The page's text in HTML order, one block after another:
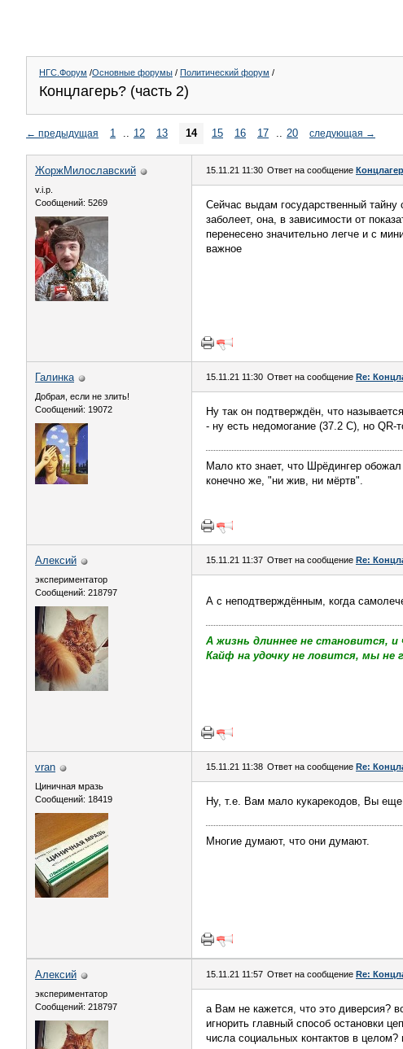
НГС.Форум /Основные форумы / Политический форум /
Концлагерь? (часть 2)
← предыдущая 1 .. 12 13 14 15 16 17 .. 20 следующая →
ЖоржМилославский
v.i.p.
Сообщений: 5269
15.11.21 11:30 Ответ на сообщение
Сейчас выдам государственный тайну
заболеет, она, в зависимости от
перенесено значительно легче и с
важное
Галинка
Добрая, если не злить!
Сообщений: 19072
15.11.21 11:30 Ответ на сообщение Re:
Ну так он подтверждён, что
- ну есть недомогание (37.2 С), но
Мало кто знает, что Шрёдингер
конечно же, "ни жив, ни мёртв".
Алексий
экспериментатор
Сообщений: 218797
15.11.21 11:37 Ответ на сообщение Re:
А с неподтверждённым, когда
А жизнь длиннее не становится,
Кайф на удочку не ловится, мы не
vran
Циничная мразь
Сообщений: 18419
15.11.21 11:38 Ответ на сообщение Re:
Ну, т.е. Вам мало кукарекодов, Вы еще
Многие думают, что они думают.
Алексий
экспериментатор
Сообщений: 218797
15.11.21 11:57 Ответ на сообщение Re:
а Вам не кажется, что это диверсия?
игнорить главный способ остановки
числа социальных контактов в целом?